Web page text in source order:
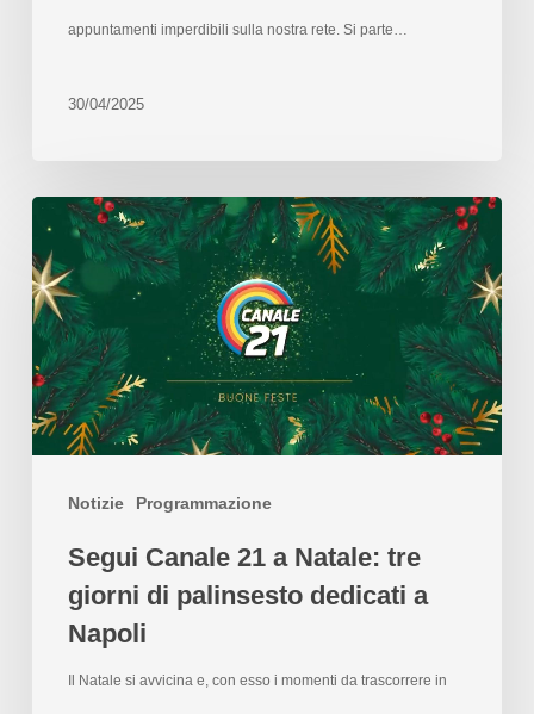
appuntamenti imperdibili sulla nostra rete. Si parte…
30/04/2025
Notizie Programmazione
Segui Canale 21 a Natale: tre
giorni di palinsesto dedicati a
Napoli
Il Natale si avvicina e, con esso i momenti da trascorrere in